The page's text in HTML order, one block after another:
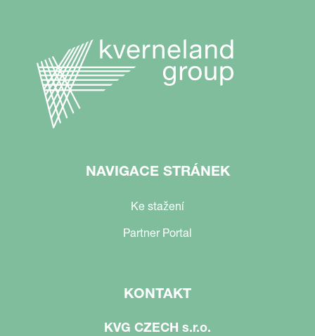
NAVIGACE STRÁNEK
Ke stažení
Partner Portal
KONTAKT
KVG CZECH s.r.o.